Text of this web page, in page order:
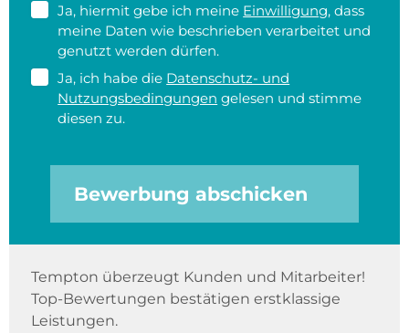
Ja, hiermit gebe ich meine Einwilligung, dass
meine Daten wie beschrieben verarbeitet und
genutzt werden dürfen.
Ja, ich habe die Datenschutz- und
Nutzungsbedingungen gelesen und stimme
diesen zu.
Bewerbung abschicken
Tempton überzeugt Kunden und Mitarbeiter!
Top-Bewertungen bestätigen erstklassige
Leistungen.